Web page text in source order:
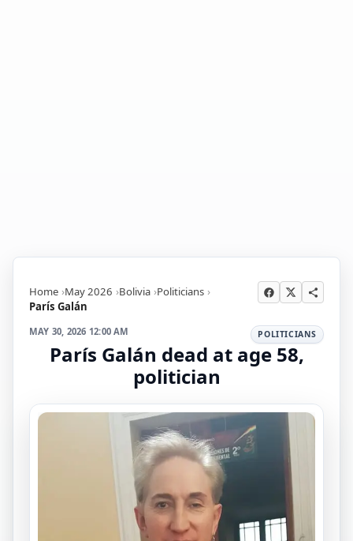
Home May 2026 Bolivia Politicians
París Galán
MAY 30, 2026 12:00 AM POLITICIANS
París Galán dead at age 58,
politician